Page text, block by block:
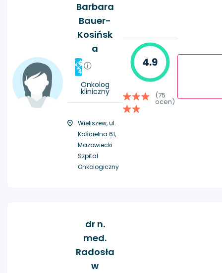
Barbara
Bauer-
Kosińsk
a
#
4
Onkolog
kliniczny
Wieliszew, ul.
Kościelna 61,
Mazowiecki
Szpital
Onkologiczny
4.9
(75
ocen)
dr n.
med.
Radosła
w